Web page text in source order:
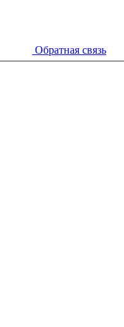
Обратная связь